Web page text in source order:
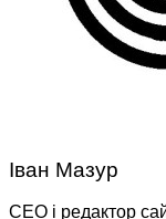
Іван Мазур
CEO і редактор